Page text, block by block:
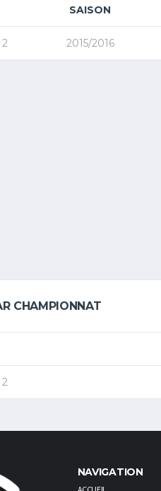
SAISON
2015/2016
CHAMPIONNAT
NAVIGATION
ACCUEIL